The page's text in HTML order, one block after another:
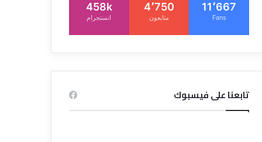
11٬667
Fans
4٬750
متابعون
458k
انستجرام
تابعنا على فيسبوك